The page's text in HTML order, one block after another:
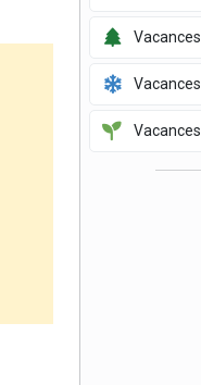
Vacances
Vacances
Vacances